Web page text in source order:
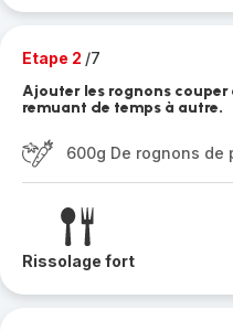
Etape 2 /7
Ajouter les rognons couper
remuant de temps à autre.
600g De rognons de
Rissolage fort